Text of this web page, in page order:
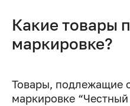
Какие товары
маркировке?
Товары, подлежащие
маркировке “Честный